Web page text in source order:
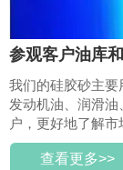
参观客户油库
我们的硅胶砂主要
发动机油、润滑
户，更好地了解
频展示了客户的油
油的生产线。
查看更多>>